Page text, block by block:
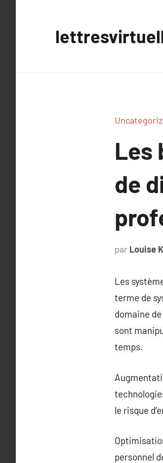
Les
de
par Louise
Les
terme de
domaine
sont
temps.
le risque
personnel